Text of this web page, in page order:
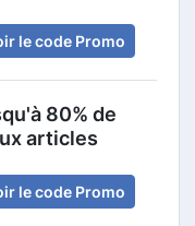
le code Promo
80% de
articles
le code Promo